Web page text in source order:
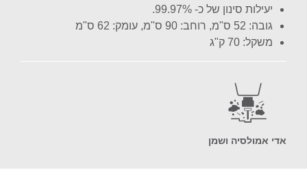
יעילות סינון של כ- 99.97%.
גובה: 52 ס"מ, רוחב: 90 ס"מ, עומק: 62 ס"מ
משקל: 70 ק"ג
אדי אמולסיה ושמן